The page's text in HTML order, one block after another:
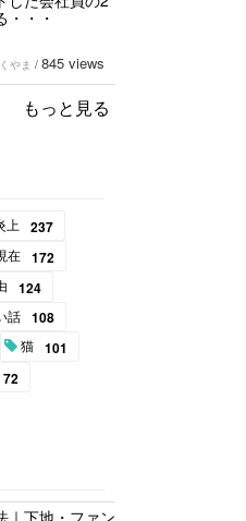
・・・
やま / 845 views
もっと見る
上 237
在 172
124
話 108
猫 101
72